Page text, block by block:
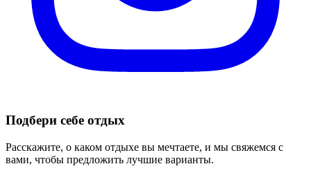
Подбери себе отдых
Расскажите, о каком отдыхе вы мечтаете, и мы свяжемся с
вами, чтобы предложить лучшие варианты.